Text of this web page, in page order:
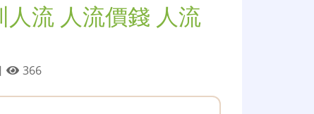
流 人流價錢 人流
366